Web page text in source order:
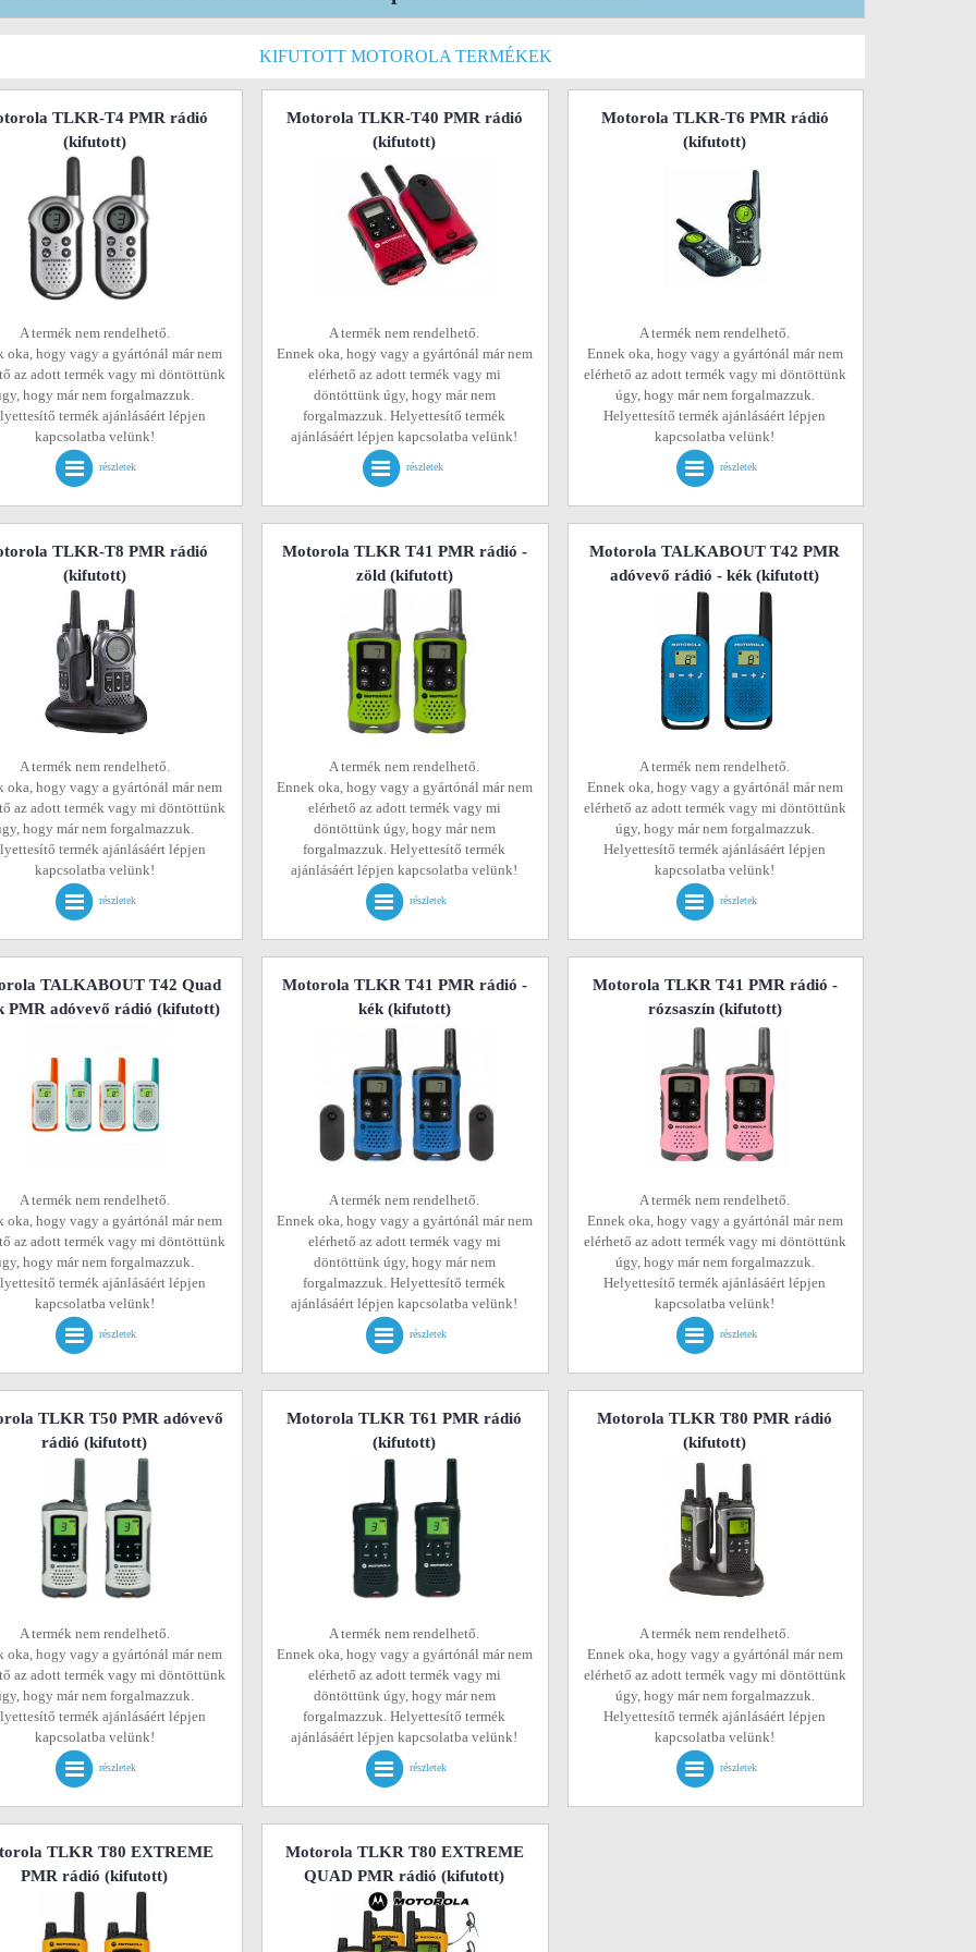
KIFUTOTT MOTOROLA TERMÉKEK
TLKR-T4 PMR rádió
(kifutott)
A termék nem rendelhető.
oka, hogy vagy a gyártónál már nem
az adott termék vagy mi döntöttünk
hogy már nem forgalmazzuk.
termék ajánlásáért lépjen
kapcsolatba velünk!
részletek
Motorola TLKR-T40 PMR rádió
(kifutott)
A termék nem rendelhető.
Ennek oka, hogy vagy a gyártónál már nem
elérhető az adott termék vagy mi
döntöttünk úgy, hogy már nem
forgalmazzuk. Helyettesítő termék
ajánlásáért lépjen kapcsolatba velünk!
részletek
Motorola TLKR-T6 PMR rádió
(kifutott)
A termék nem rendelhető.
Ennek oka, hogy vagy a gyártónál már nem
elérhető az adott termék vagy mi döntöttünk
úgy, hogy már nem forgalmazzuk.
Helyettesítő termék ajánlásáért lépjen
kapcsolatba velünk!
részletek
TLKR-T8 PMR rádió
(kifutott)
A termék nem rendelhető.
oka, hogy vagy a gyártónál már nem
az adott termék vagy mi döntöttünk
hogy már nem forgalmazzuk.
termék ajánlásáért lépjen
kapcsolatba velünk!
részletek
Motorola TLKR T41 PMR rádió -
zöld(kifutott)
A termék nem rendelhető.
Ennek oka, hogy vagy a gyártónál már nem
elérhető az adott termék vagy mi
döntöttünk úgy, hogy már nem
forgalmazzuk. Helyettesítő termék
ajánlásáért lépjen kapcsolatba velünk!
részletek
Motorola TALKABOUT T42 PMR
adóvevő rádió - kék (kifutott)
A termék nem rendelhető.
Ennek oka, hogy vagy a gyártónál már nem
elérhető az adott termék vagy mi döntöttünk
úgy, hogy már nem forgalmazzuk.
Helyettesítő termék ajánlásáért lépjen
kapcsolatba velünk!
részletek
TALKABOUT T42 Quad
PMR adóvevő rádió (kifutott)
A termék nem rendelhető.
oka, hogy vagy a gyártónál már nem
az adott termék vagy mi döntöttünk
hogy már nem forgalmazzuk.
termék ajánlásáért lépjen
kapcsolatba velünk!
részletek
Motorola TLKR T41 PMR rádió -
kék(kifutott)
A termék nem rendelhető.
Ennek oka, hogy vagy a gyártónál már nem
elérhető az adott termék vagy mi
döntöttünk úgy, hogy már nem
forgalmazzuk. Helyettesítő termék
ajánlásáért lépjen kapcsolatba velünk!
részletek
Motorola TLKR T41 PMR rádió -
rózsaszín(kifutott)
A termék nem rendelhető.
Ennek oka, hogy vagy a gyártónál már nem
elérhető az adott termék vagy mi döntöttünk
úgy, hogy már nem forgalmazzuk.
Helyettesítő termék ajánlásáért lépjen
kapcsolatba velünk!
részletek
TLKR T50 PMR adóvevő
rádió (kifutott)
A termék nem rendelhető.
oka, hogy vagy a gyártónál már nem
az adott termék vagy mi döntöttünk
hogy már nem forgalmazzuk.
termék ajánlásáért lépjen
kapcsolatba velünk!
részletek
Motorola TLKR T61 PMR rádió
(kifutott)
A termék nem rendelhető.
Ennek oka, hogy vagy a gyártónál már nem
elérhető az adott termék vagy mi
döntöttünk úgy, hogy már nem
forgalmazzuk. Helyettesítő termék
ajánlásáért lépjen kapcsolatba velünk!
részletek
Motorola TLKR T80 PMR rádió
(kifutott)
A termék nem rendelhető.
Ennek oka, hogy vagy a gyártónál már nem
elérhető az adott termék vagy mi döntöttünk
úgy, hogy már nem forgalmazzuk.
Helyettesítő termék ajánlásáért lépjen
kapcsolatba velünk!
részletek
TLKR T80 EXTREME
PMR rádió (kifutott)
Motorola TLKR T80 EXTREME
QUAD PMR rádió (kifutott)